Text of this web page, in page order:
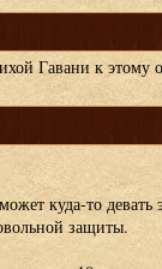
Гавани к этому
куда-то девать
защиты.